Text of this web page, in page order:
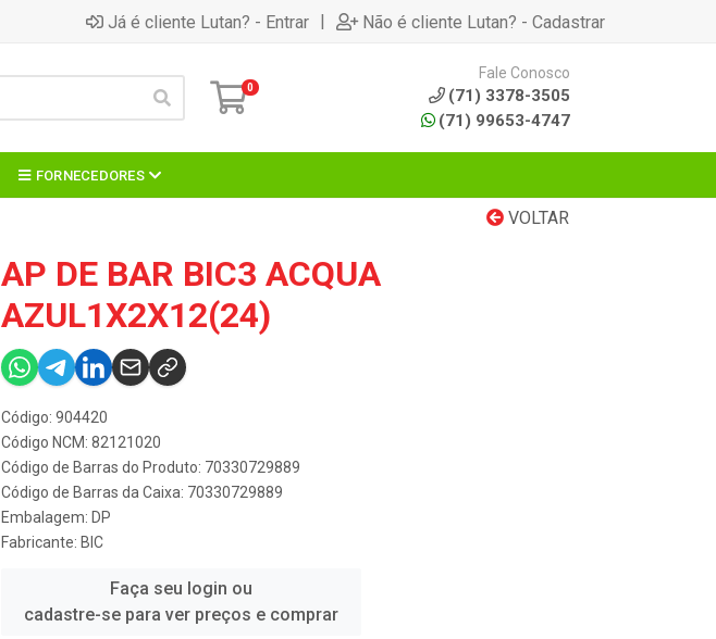
Já é cliente Lutan? - Entrar | Não é cliente Lutan? - Cadastrar
0
Fale Conosco
(71) 3378-3505
(71) 99653-4747
FORNECEDORES
VOLTAR
AP DE BAR BIC3 ACQUA
AZUL1X2X12(24)
Código: 904420
Código NCM: 82121020
Código de Barras do Produto: 70330729889
Código de Barras da Caixa: 70330729889
Embalagem: DP
Fabricante: BIC
Faça seu login ou
cadastre-se para ver preços e comprar